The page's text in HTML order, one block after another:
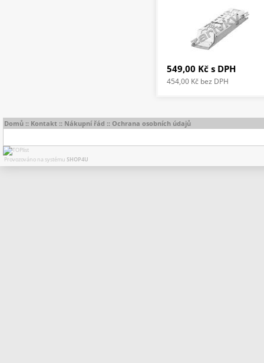
549,00 Kč s DPH
454,00 Kč bez DPH
Domů :: Kontakt :: Nákupní řád :: Ochrana osobních údajů
Provozováno na systému SHOP4U